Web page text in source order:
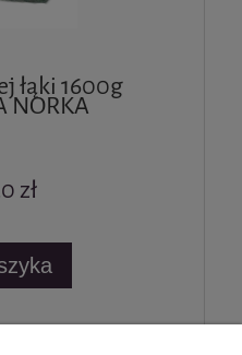
łąki 1600g
NORKA
zł